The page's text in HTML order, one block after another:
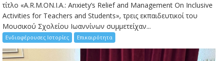
τίτλο «A.R.M.ON.I.A.: Anxiety’s Relief and Management On Inclusive
Activities for Teachers and Students», τρεις εκπαιδευτικοί του
Μουσικού Σχολείου Ιωαννίνων συμμετείχαν...
Ενδιαφέρουσες Ιστορίες Επικαιρότητα